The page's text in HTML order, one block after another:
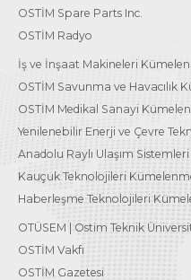
OSTİM Spare Parts Inc.
OSTİM Radyo
İş ve İnşaat Makineleri
OSTİM Savunma ve Havacılık
OSTİM Medikal Sanayi
Yenilenebilir Enerji ve Çevre
Anadolu Raylı Ulaşım
Kauçuk Teknolojileri
Haberleşme Teknolojileri
OTÜSEM | Ostim Teknik
OSTİM Vakfı
OSTİM Gazetesi